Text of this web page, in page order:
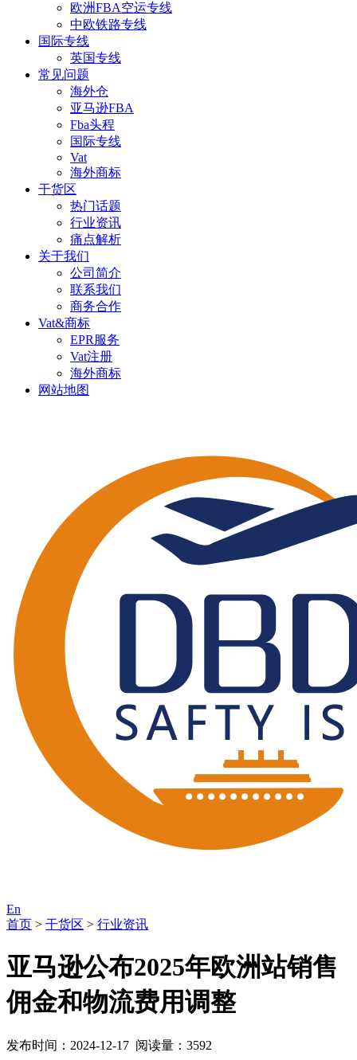
欧洲FBA空运专线
中欧铁路专线
国际专线
英国专线
常见问题
海外仓
亚马逊FBA
Fba头程
国际专线
Vat
海外商标
干货区
热门话题
行业资讯
痛点解析
关于我们
公司简介
联系我们
商务合作
Vat&商标
EPR服务
Vat注册
海外商标
网站地图
En
首页 > 干货区 > 行业资讯
亚马逊公布2025年欧洲站销售
佣金和物流费用调整
发布时间：2024-12-17 阅读量：3592